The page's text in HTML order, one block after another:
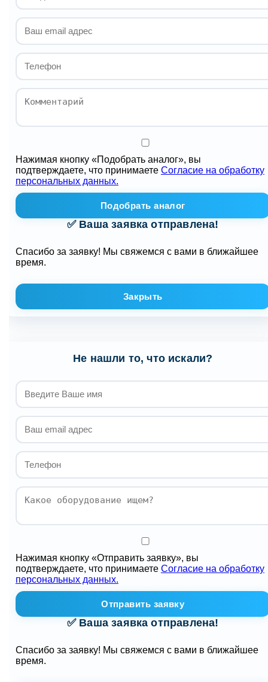
Нажимая кнопку «Подобрать аналог», вы
подтверждаете, что принимаетеСогласие на обработку
персональных данных.
Подобрать аналог
✅ Ваша заявка отправлена!
Спасибо за заявку! Мы свяжемся с вами в ближайшее
время.
Закрыть
Не нашли то, что искали?
Нажимая кнопку «Отправить заявку», вы
подтверждаете, что принимаетеСогласие на обработку
персональных данных.
Отправить заявку
✅ Ваша заявка отправлена!
Спасибо за заявку! Мы свяжемся с вами в ближайшее
время.